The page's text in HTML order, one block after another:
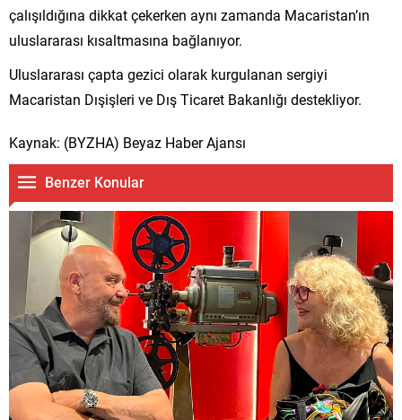
çalışıldığına dikkat çekerken aynı zamanda Macaristan’ın
uluslararası kısaltmasına bağlanıyor.
Uluslararası çapta gezici olarak kurgulanan sergiyi
Macaristan Dışişleri ve Dış Ticaret Bakanlığı destekliyor.
Kaynak: (BYZHA) Beyaz Haber Ajansı
Benzer Konular